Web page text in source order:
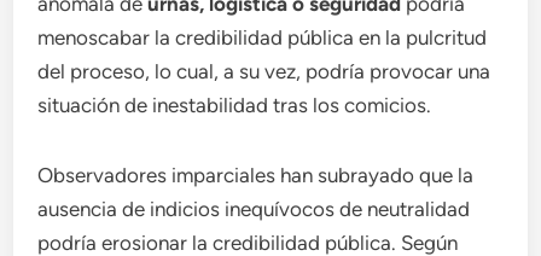
menoscabar la credibilidad pública en la pulcritud
del proceso, lo cual, a su vez, podría provocar una
situación de inestabilidad tras los comicios.
Observadores imparciales han subrayado que la
ausencia de indicios inequívocos de neutralidad
podría erosionar la credibilidad pública. Según